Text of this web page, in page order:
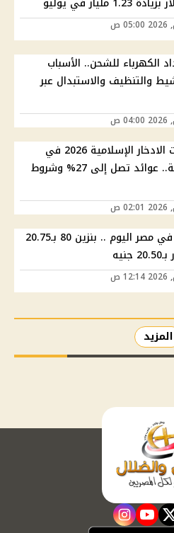
الكهرباء للشحن.. الأسباب
والتنظيف والاستبدال عبر
أفضل شهادات الادخار الإسلامية 2026 في
البنوك المصرية.. عوائد تصل إلى 27% وشروط
أسعار الوقود في مصر اليوم .. بنزين 80 بـ20.75
المزيد
twitter
youtube
instagram